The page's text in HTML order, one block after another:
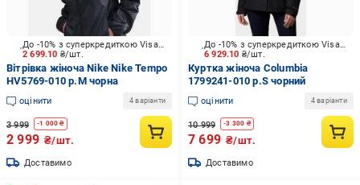
2 699.10 ₴/шт.
До -10% з суперкредиткою Visa Вигода
Вітрівка жіноча Nike Nike Tempo
HV5769-010 р.M чорна
оцінити 4 варіанти
3 999 -1 000 ₴
2 999 ₴/шт.
Доставимо
6 929.10 ₴/шт.
До -10% з суперкредиткою Visa Вигода
Куртка жіноча Columbia
1799241-010 р.S чорний
оцінити 4 варіанти
10 999 -3 300 ₴
7 699 ₴/шт.
Доставимо